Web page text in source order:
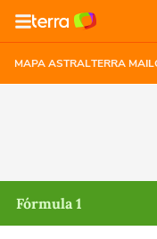
MAPA ASTRALTERRA MAIL
Fórmula 1